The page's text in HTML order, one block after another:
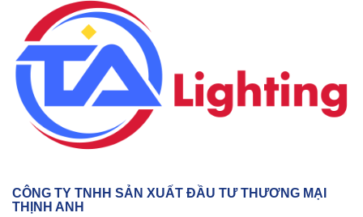
CÔNG TY TNHH SẢN XUẤT ĐẦU TƯ THƯƠNG MẠI
THỊNH ANH